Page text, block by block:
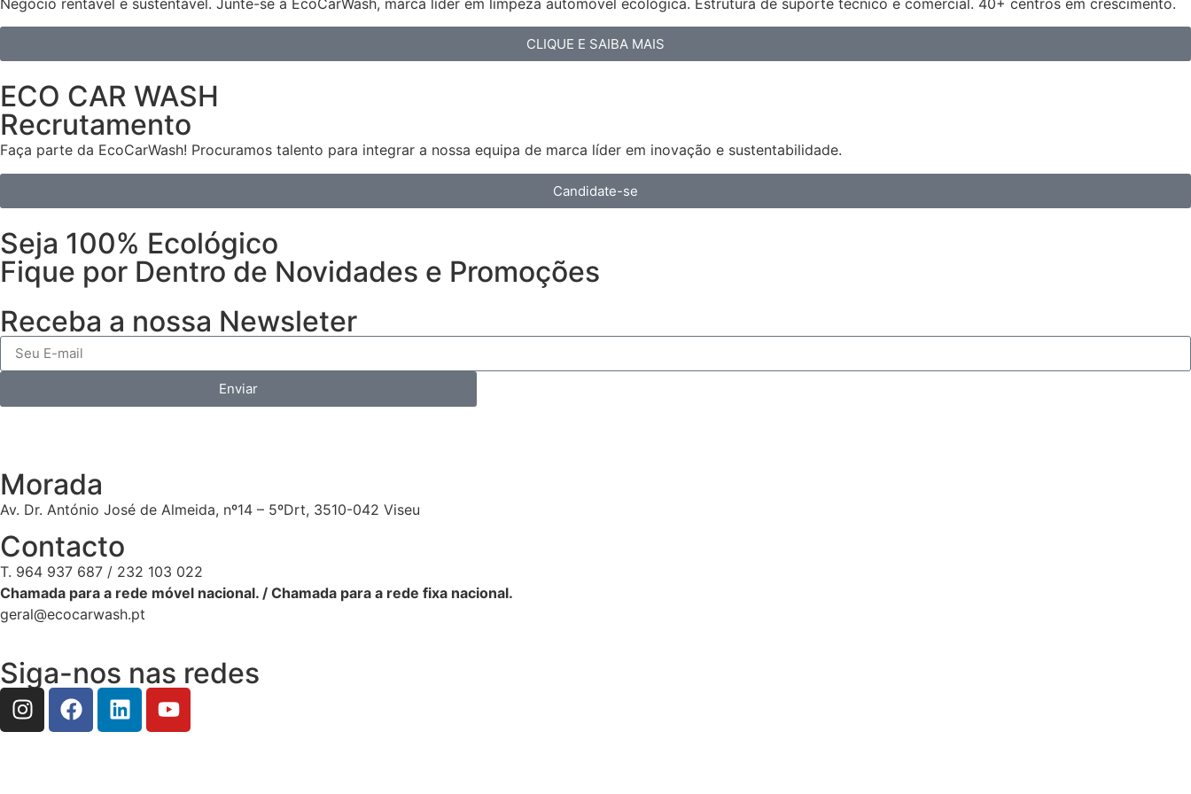
Negócio rentável e sustentável. Junte-se à EcoCarWash, marca líder em limpeza automóvel ecológica. Estrutura de suporte técnico e comercial. 40+ centros em crescimento.
CLIQUE E SAIBA MAIS
ECO CAR WASH
Recrutamento
Faça parte da EcoCarWash! Procuramos talento para integrar a nossa equipa de marca líder em inovação e sustentabilidade.
Candidate-se
Seja 100% Ecológico
Fique por Dentro de Novidades e Promoções
Receba a nossa Newsleter
Enviar
Morada
Av. Dr. António José de Almeida, nº14 – 5ºDrt, 3510-042 Viseu
Contacto
T. 964 937 687 / 232 103 022
Chamada para a rede móvel nacional. / Chamada para a rede fixa nacional.
geral@ecocarwash.pt
Siga-nos nas redes